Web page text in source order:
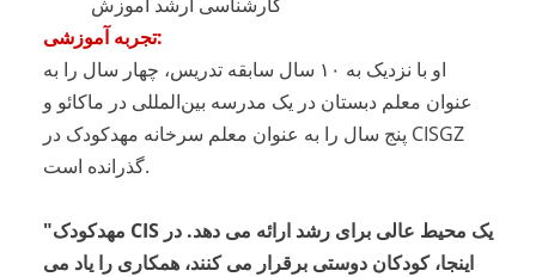
تجربه آموزشی:
او با نزدیک به ۱۰ سال سابقه تدریس، چهار سال را به
عنوان معلم دبستان در یک مدرسه بین‌المللی در ماکائو و
پنج سال را به عنوان معلم سرخانه مهدکودک در CISGZ
گذرانده است.
"مهدکودک CIS یک محیط عالی برای رشد ارائه می دهد. در
اینجا، کودکان دوستی برقرار می کنند، همکاری را یاد می